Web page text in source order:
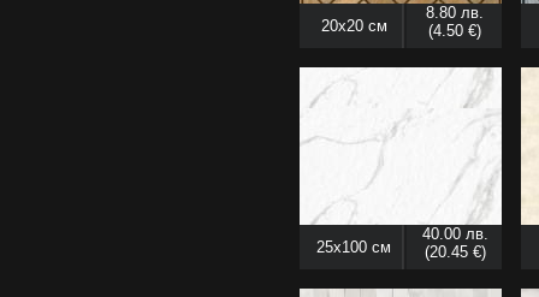
20x20 см
8.80 лв.
(4.50 €)
25x100 см
40.00 лв.
(20.45 €)